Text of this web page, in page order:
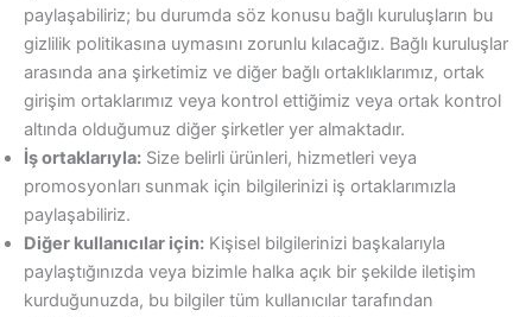
paylaşabiliriz; bu durumda söz konusu bağlı kuruluşların bu
gizlilik politikasına uymasını zorunlu kılacağız. Bağlı kuruluşlar
arasında ana şirketimiz ve diğer bağlı ortaklıklarımız, ortak
girişim ortaklarımız veya kontrol ettiğimiz veya ortak kontrol
altında olduğumuz diğer şirketler yer almaktadır.
İş ortaklarıyla: Size belirli ürünleri, hizmetleri veya
promosyonları sunmak için bilgilerinizi iş ortaklarımızla
paylaşabiliriz.
Diğer kullanıcılar için: Kişisel bilgilerinizi başkalarıyla
paylaştığınızda veya bizimle halka açık bir şekilde iletişim
kurduğunuzda, bu bilgiler tüm kullanıcılar tarafından